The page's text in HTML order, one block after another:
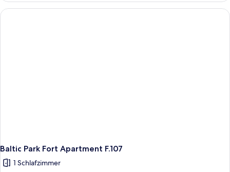
Fort
Apartment
Baltic Park Fort Apartment F.107
1 Schlafzimmer